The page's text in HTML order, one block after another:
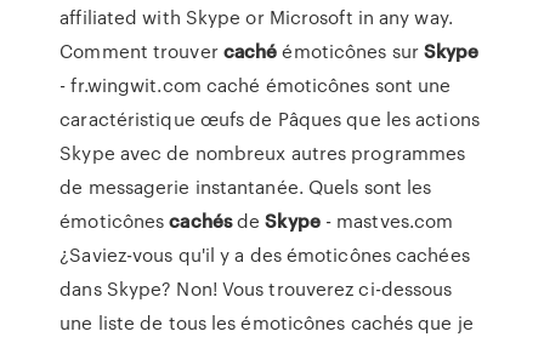
affiliated with Skype or Microsoft in any way.
Comment trouvercachéémoticônes surSkype
- fr.wingwit.com caché émoticônes sont une
caractéristique œufs de Pâques que les actions
Skype avec de nombreux autres programmes
de messagerie instantanée. Quels sont les
émoticônescachésdeSkype- mastves.com
¿Saviez-vous qu'il y a des émoticônes cachées
dans Skype? Non! Vous trouverez ci-dessous
une liste de tous les émoticônes cachés que je